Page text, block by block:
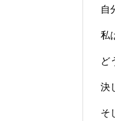
自
私
ど
決
そ